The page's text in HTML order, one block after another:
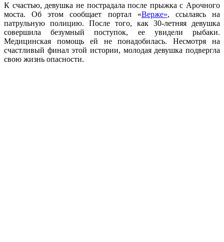
К счастью, девушка не пострадала после прыжка с Арочного
моста. Об этом сообщает портал «Верже», ссылаясь на
патрульную полицию. После того, как 30-летняя девушка
совершила безумный поступок, ее увидели рыбаки.
Медицинская помощь ей не понадобилась. Несмотря на
счастливый финал этой истории, молодая девушка подвергла
свою жизнь опасности.